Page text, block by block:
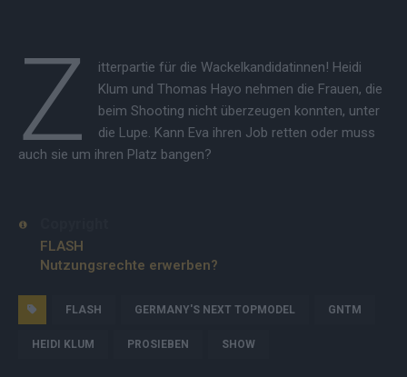
Z
itterpartie für die Wackelkandidatinnen! Heidi
Klum und Thomas Hayo nehmen die Frauen, die
beim Shooting nicht überzeugen konnten, unter
die Lupe. Kann Eva ihren Job retten oder muss
auch sie um ihren Platz bangen?
FLASH
Nutzungsrechte erwerben?
FLASH GERMANY'S NEXT TOPMODEL GNTM
HEIDI KLUM PROSIEBEN SHOW